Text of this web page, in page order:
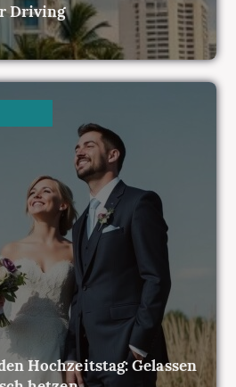
Hochzeitstag: Gelassen
hetzen